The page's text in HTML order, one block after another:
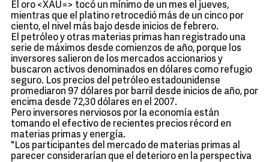
El oro <XAU=> tocó un mínimo de un mes el jueves,
mientras que el platino retrocedió más de un cinco por
ciento, el nivel más bajo desde inicios de febrero.
El petróleo y otras materias primas han registrado una
serie de máximos desde comienzos de año, porque los
inversores salieron de los mercados accionarios y
buscaron activos denominados en dólares como refugio
seguro. Los precios del petróleo estadounidense
promediaron 97 dólares por barril desde inicios de año, por
encima desde 72,30 dólares en el 2007.
Pero inversores nerviosos por la economía están
tomando el efectivo de recientes precios récord en
materias primas y energía.
"Los participantes del mercado de materias primas al
parecer considerarían que el deterioro en la perspectiva